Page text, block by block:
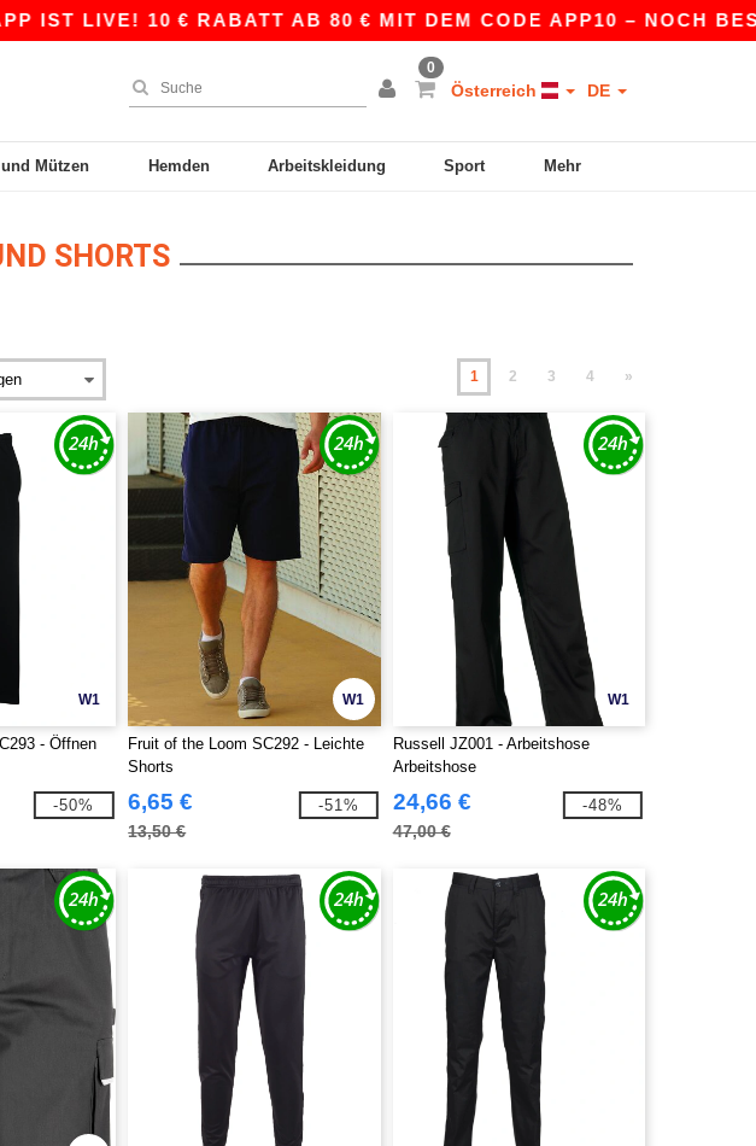
10 € RABATT AB 80 € MIT DEM CODE APP10 – NOCH BESSERE
0
Österreich DE
Mützen Hemden Arbeitskleidung Sport Mehr
SHORTS
1 2 3 4 »
W1
- Öffnen
-50%
W1
Fruit of the Loom SC292 - Leichte
Shorts
6,65 €
13,50 €
-51%
W1
Russell JZ001 - Arbeitshose
Arbeitshose
24,66 €
47,00 €
-48%